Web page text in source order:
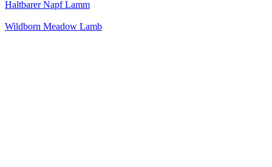
Haltbarer Napf Lamm
Wildborn Meadow Lamb